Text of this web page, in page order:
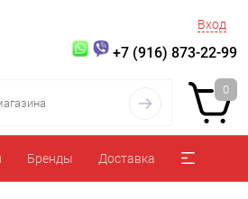
Вход
+7 (916) 873-22-99
0
Бренды Доставка